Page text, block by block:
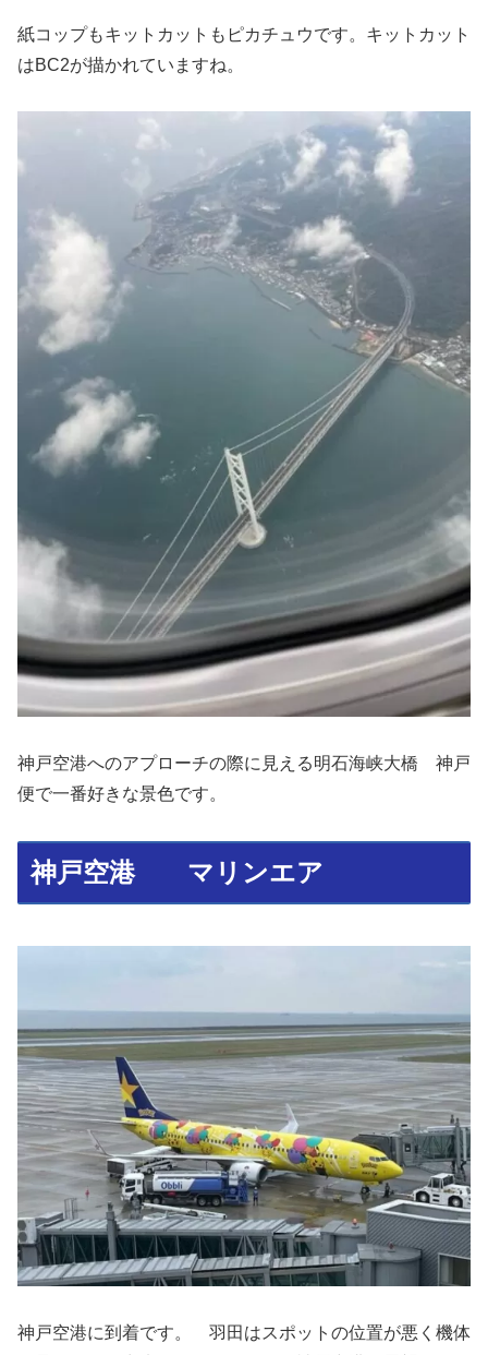
紙コップもキットカットもピカチュウです。キットカット
はBC2が描かれていますね。
神戸空港へのアプローチの際に見える明石海峡大橋 神戸
便で一番好きな景色です。
神戸空港 マリンエア
神戸空港に到着です。 羽田はスポットの位置が悪く機体